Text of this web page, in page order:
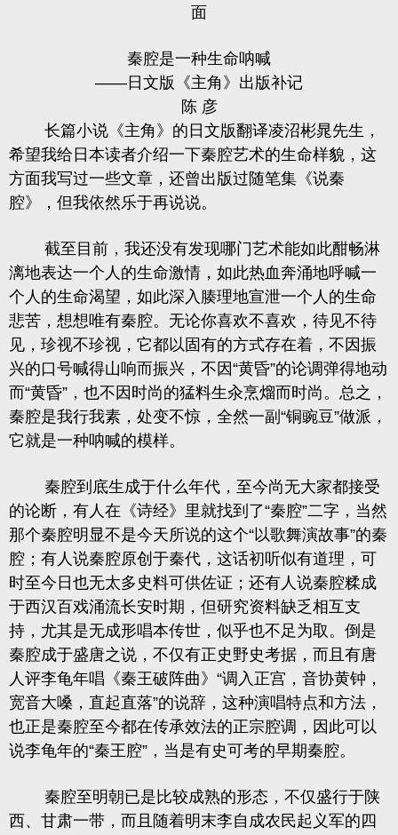
面
秦腔是一种生命呐喊
——日文版《主角》出版补记
陈 彦
长篇小说《主角》的日文版翻译凌沼彬晁先生，
希望我给日本读者介绍一下秦腔艺术的生命样貌，这
方面我写过一些文章，还曾出版过随笔集《说秦
腔》，但我依然乐于再说说。
截至目前，我还没有发现哪门艺术能如此酣畅淋
漓地表达一个人的生命激情，如此热血奔涌地呼喊一
个人的生命渴望，如此深入腠理地宣泄一个人的生命
悲苦，想想唯有秦腔。无论你喜欢不喜欢，待见不待
见，珍视不珍视，它都以固有的方式存在着，不因振
兴的口号喊得山响而振兴，不因“黄昏”的论调弹得地动
而“黄昏”，也不因时尚的猛料生汆烹熘而时尚。总之，
秦腔是我行我素，处变不惊，全然一副“铜豌豆”做派，
它就是一种呐喊的模样。
秦腔到底生成于什么年代，至今尚无大家都接受
的论断，有人在 《诗经》 里就找到了“秦腔”二字，当然
那个秦腔明显不是今天所说的这个“以歌舞演故事”的秦
腔；有人说秦腔原创于秦代，这话初听似有道理，可
时至今日也无太多史料可供佐证；还有人说秦腔糅成
于西汉百戏涌流长安时期，但研究资料缺乏相互支
持，尤其是无成形唱本传世，似乎也不足为取。倒是
秦腔成于盛唐之说，不仅有正史野史考据，而且有唐
人评李龟年唱《秦王破阵曲》“调入正宫，音协黄钟，
宽音大嗓，直起直落”的说辞，这种演唱特点和方法，
也正是秦腔至今都在传承效法的正宗腔调，因此可以
说李龟年的“秦王腔”，当是有史可考的早期秦腔。
秦腔至明朝已是比较成熟的形态，不仅盛行于陕
西、甘肃一带，而且随着明末李自成农民起义军的四